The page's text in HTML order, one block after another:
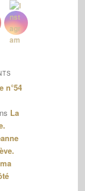
n°54
La